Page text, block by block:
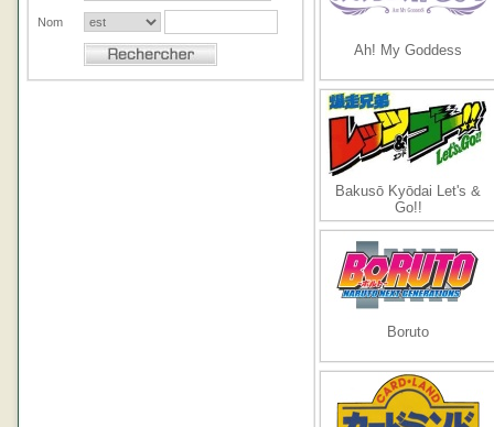
Nom
Ah! My Goddess
Bakusō Kyōdai Let's &
Go!!
Boruto